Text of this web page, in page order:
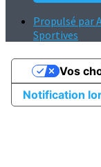
Propulsé par
Sportives
Notification
Vos